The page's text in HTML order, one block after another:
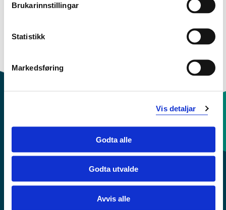
Brukarinnstillingar
Statistikk
Markedsføring
Vis detaljar
Godta alle
Godta utvalde
Avvis alle
Kontaktinfo og opningstider
Sentralbord: 55 58 58 00